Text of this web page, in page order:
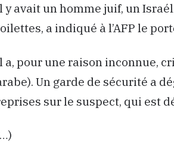
y avait un homme juif, un
a indiqué à l’AFP le
a, pour une raison inconnue,
Un garde de sécurité a
sur le suspect, qui est